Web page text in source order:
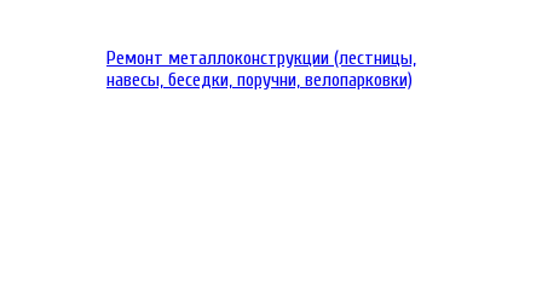
Ремонт металлоконструкции (лестницы,
навесы, беседки, поручни, велопарковки)